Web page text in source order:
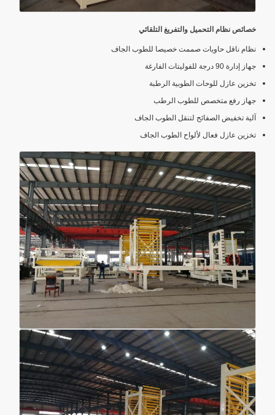
خصائص نظام التحميل والتفريغ التلقائي
نظام ناقل حاويات صممت خصيصا للطوب الجاف
جهاز إدارة 90 درجة للفوليتات الفارغة
تخزين عازل للوحات الطوبية الرطبة
جهاز رفع متخصص للطوب الرطب
آلية تخفيض الصفائح لتنقل الطوب الجاف
تخزين عازل فعال لألواح الطوب الجاف